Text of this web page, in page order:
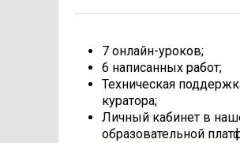
7 онлайн-уроков;
6 написанных работ;
Техническая
куратора;
Личный кабинет в
образовательной